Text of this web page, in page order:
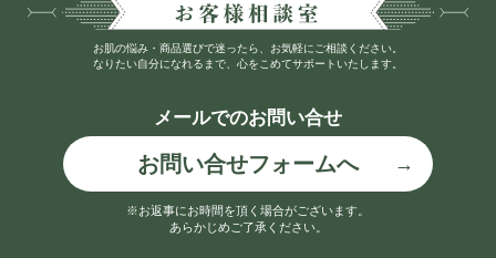
お肌の悩み・商品選びで迷ったら、お気軽にご相談ください。
なりたい自分になれるまで、心をこめてサポートいたします。
メールでのお問い合せ
お問い合せフォームへ
※お返事にお時間を頂く場合がございます。
あらかじめご了承ください。